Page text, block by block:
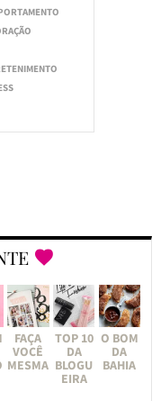
FAÇA
VOCÊ
MESMA
TOP 10
DA
BLOGU
EIRA
O BOM
DA
BAHIA